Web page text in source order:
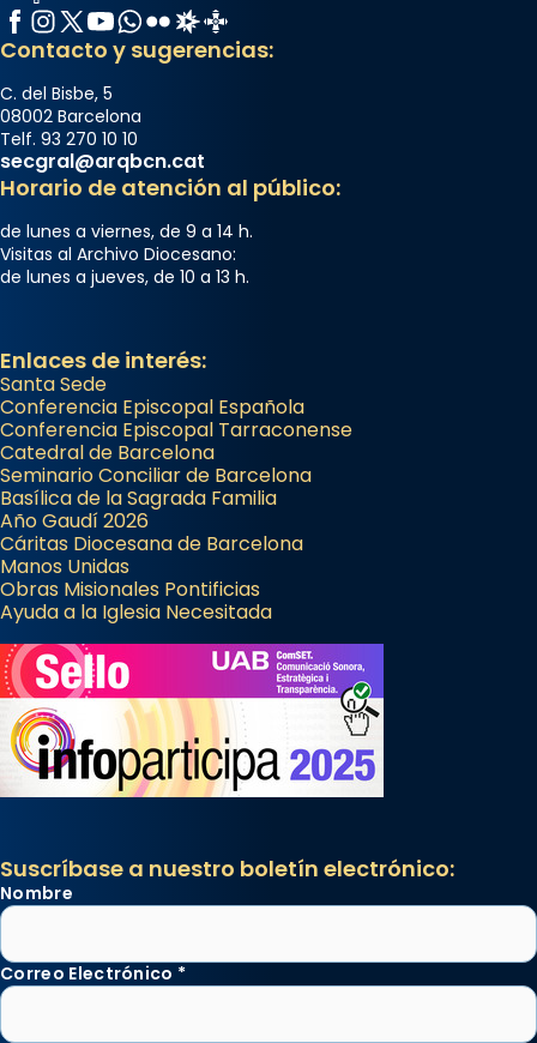
Facebook
Instagram
X / Twitter
YouTube
WhatsApp
FlickrRadio Estel
Catalunya Cristiana
Contacto y sugerencias:
C. del Bisbe, 5
08002 Barcelona
Telf. 93 270 10 10
secgral@arqbcn.cat
Horario de atención al público:
de lunes a viernes, de 9 a 14 h.
Visitas al Archivo Diocesano:
de lunes a jueves, de 10 a 13 h.
Enlaces de interés:
Santa Sede
Conferencia Episcopal Española
Conferencia Episcopal Tarraconense
Catedral de Barcelona
Seminario Conciliar de Barcelona
Basílica de la Sagrada Familia
Año Gaudí 2026
Cáritas Diocesana de Barcelona
Manos Unidas
Obras Misionales Pontificias
Ayuda a la Iglesia Necesitada
Suscríbase a nuestro boletín electrónico:
Nombre
Correo Electrónico *